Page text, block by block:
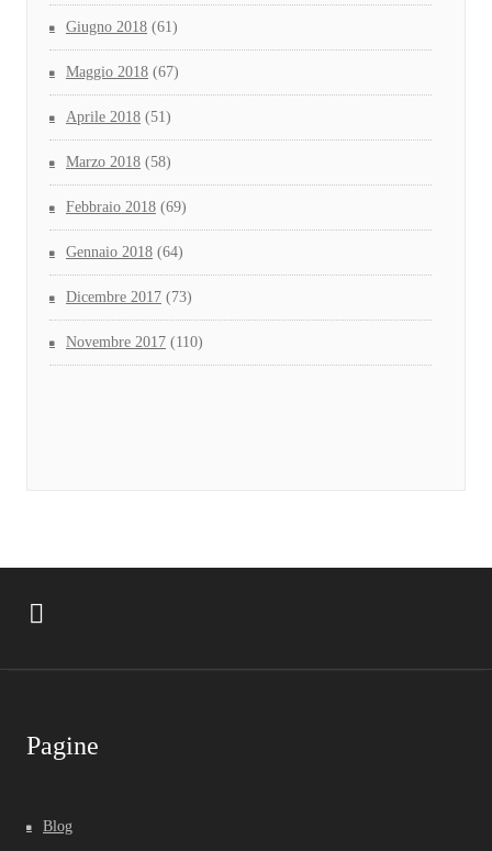
Giugno 2018 (61)
Maggio 2018 (67)
Aprile 2018 (51)
Marzo 2018 (58)
Febbraio 2018 (69)
Gennaio 2018 (64)
Dicembre 2017 (73)
Novembre 2017 (110)
Pagine
Blog